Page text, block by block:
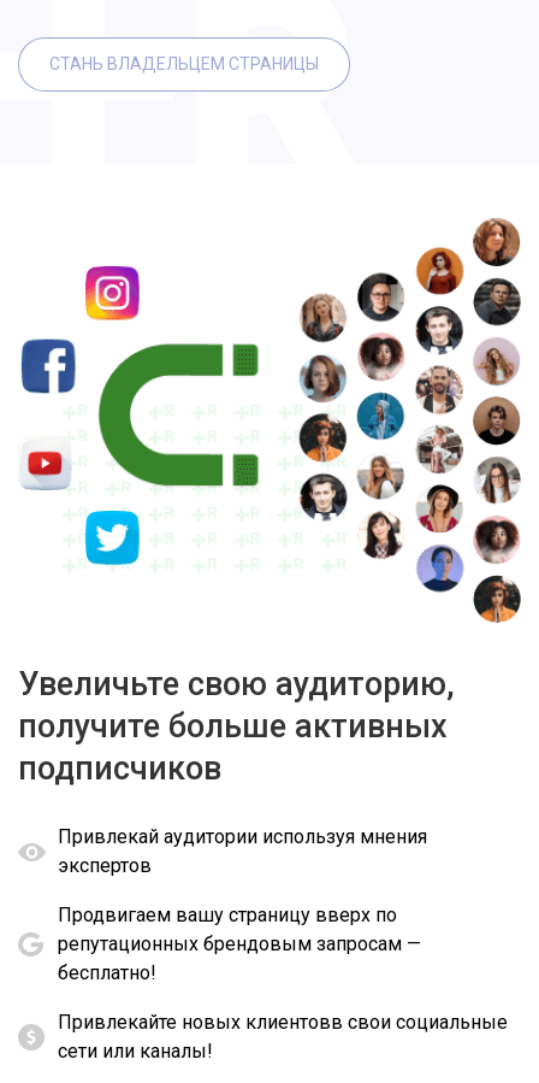
СТАНЬ ВЛАДЕЛЬЦЕМ СТРАНИЦЫ
Увеличьте свою аудиторию,
получите больше активных
подписчиков
Привлекай аудитории используя мнения
экспертов
Продвигаем вашу страницу вверх по
репутационных брендовым запросам —
бесплатно!
Привлекайте новых клиентовв свои социальные
сети или каналы!